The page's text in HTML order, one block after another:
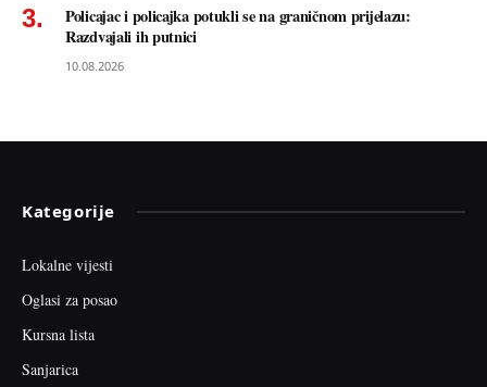
Policajac i policajka potukli se na graničnom prijelazu:
Razdvajali ih putnici
10.08.2026
Kategorije
Lokalne vijesti
Oglasi za posao
Kursna lista
Sanjarica